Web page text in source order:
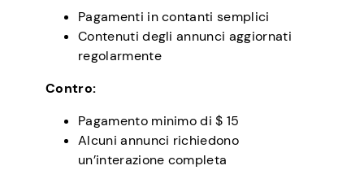
Pagamenti in contanti semplici
Contenuti degli annunci aggiornati
regolarmente
Contro:
Pagamento minimo di $ 15
Alcuni annunci richiedono
un’interazione completa